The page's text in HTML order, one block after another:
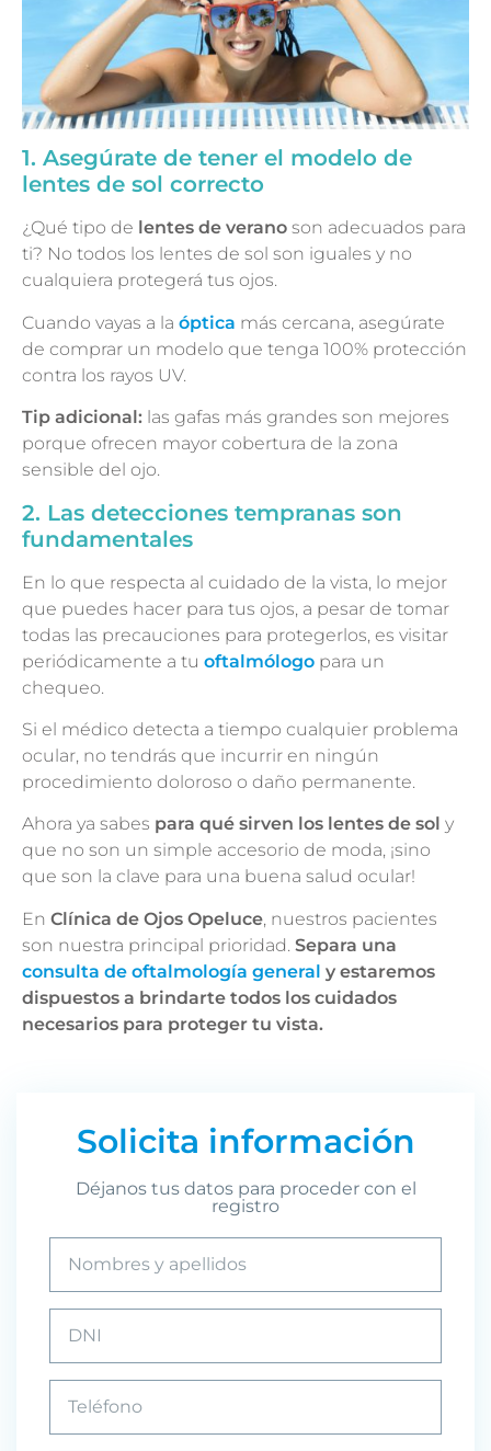
1. Asegúrate de tener el modelo de
lentes de sol correcto
¿Qué tipo de lentes de verano son adecuados para
ti? No todos los lentes de sol son iguales y no
cualquiera protegerá tus ojos.
Cuando vayas a la óptica más cercana, asegúrate
de comprar un modelo que tenga 100% protección
contra los rayos UV.
Tip adicional: las gafas más grandes son mejores
porque ofrecen mayor cobertura de la zona
sensible del ojo.
2. Las detecciones tempranas son
fundamentales
En lo que respecta al cuidado de la vista, lo mejor
que puedes hacer para tus ojos, a pesar de tomar
todas las precauciones para protegerlos, es visitar
periódicamente a tu oftalmólogo para un
chequeo.
Si el médico detecta a tiempo cualquier problema
ocular, no tendrás que incurrir en ningún
procedimiento doloroso o daño permanente.
Ahora ya sabes para qué sirven los lentes de sol y
que no son un simple accesorio de moda, ¡sino
que son la clave para una buena salud ocular!
En Clínica de Ojos Opeluce, nuestros pacientes
son nuestra principal prioridad. Separa una
consulta de oftalmología general y estaremos
dispuestos a brindarte todos los cuidados
necesarios para proteger tu vista.
Solicita información
Déjanos tus datos para proceder con el
registro